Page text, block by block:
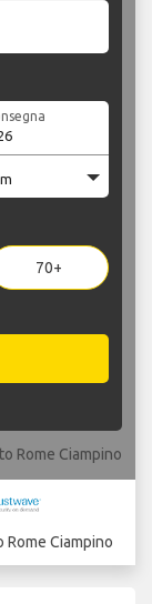
70+